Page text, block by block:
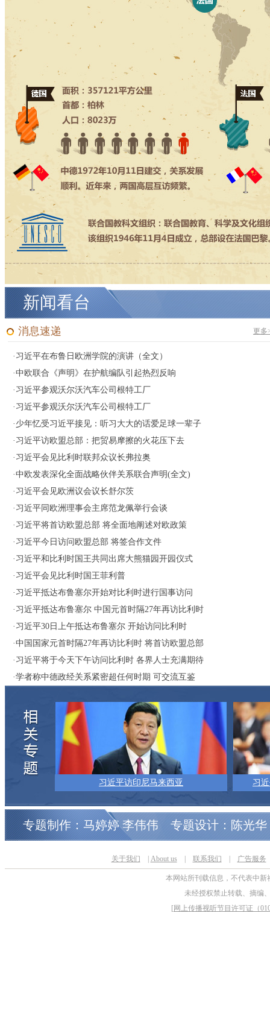
新闻看台
消息速递 更多
· 习近平在布鲁日欧洲学院的演讲（全文）
·中欧联合《声明》在护航编队引起热烈反响
· 习近平参观沃尔沃汽车公司根特工厂
· 习近平参观沃尔沃汽车公司根特工厂
· 少年忆受习近平接见：听习大大的话爱足球一辈子
· 习近平访欧盟总部：把贸易摩擦的火花压下去
· 习近平会见比利时联邦众议长弗拉奥
·中欧发表深化全面战略伙伴关系联合声明(全文)
· 习近平会见欧洲议会议长舒尔茨
· 习近平同欧洲理事会主席范龙佩举行会谈
· 习近平将首访欧盟总部 将全面地阐述对欧政策
· 习近平今日访问欧盟总部 将签合作文件
· 习近平和比利时国王共同出席大熊猫园开园仪式
· 习近平会见比利时国王菲利普
· 习近平抵达布鲁塞尔开始对比利时进行国事访问
· 习近平抵达布鲁塞尔 中国元首时隔27年再访比利时
· 习近平30日上午抵达布鲁塞尔 开始访问比利时
·中国国家元首时隔27年再访比利时 将首访欧盟总部
· 习近平将于今天下午访问比利时 各界人士充满期待
·学者称中德政经关系紧密超任何时期 可交流互鉴
习近平访印尼马来西亚 习
专题制作：马婷婷 李伟伟 专题设计：陈光华
关于我们 About us 联系我们 广告服务
本网站所刊载信息，不代表中
未经授权禁止转载、摘编
[网上传播视听节目许可证（